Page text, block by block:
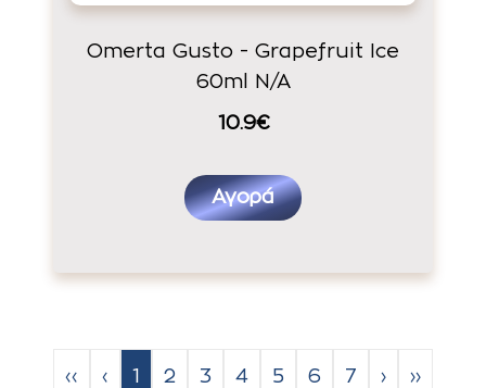
Omerta Gusto - Grapefruit Ice
60ml N/A
10.9€
Αγορά
‹‹ ‹ 1 2 3 4 5 6 7 › ››